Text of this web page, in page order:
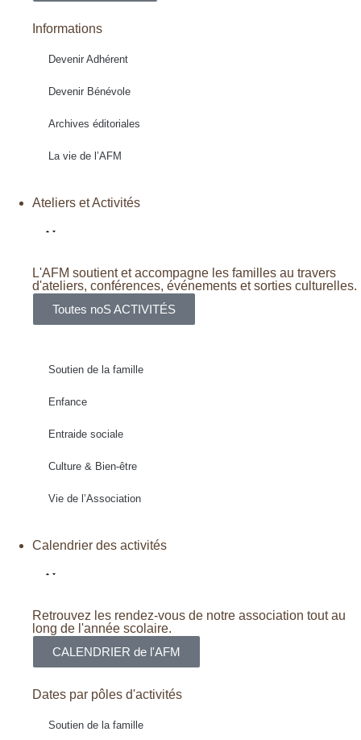
Informations
Devenir Adhérent
Devenir Bénévole
Archives éditoriales
La vie de l’AFM
Ateliers et Activités
L'AFM soutient et accompagne les familles au travers
d'ateliers, conférences, événements et sorties culturelles.
Toutes noS ACTIVITÉS
Soutien de la famille
Enfance
Entraide sociale
Culture & Bien-être
Vie de l’Association
Calendrier des activités
Retrouvez les rendez-vous de notre association tout au
long de l'année scolaire.
CALENDRIER de l'AFM
Dates par pôles d'activités
Soutien de la famille